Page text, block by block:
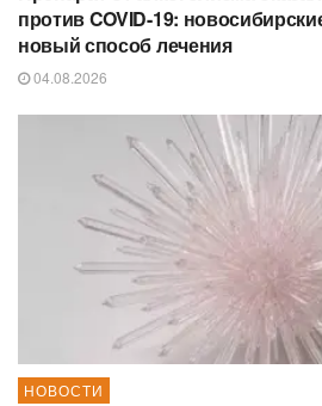
против COVID-19:
новый способ лечения
04.08.2026
НОВОСТИ